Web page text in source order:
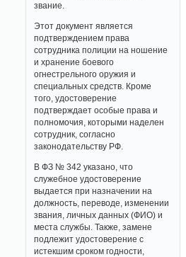
звание.
Этот документ является
подтверждением права
сотрудника полиции на ношение
и хранение боевого
огнестрельного оружия и
специальных средств. Кроме
того, удостоверение
подтверждает особые права и
полномочия, которыми наделен
сотрудник, согласно
законодательству РФ.
В ФЗ № 342 указано, что
служебное удостоверение
выдается при назначении на
должность, переводе, изменении
звания, личных данных (ФИО) и
места службы. Также, замене
подлежит удостоверение с
истекшим сроком годности,